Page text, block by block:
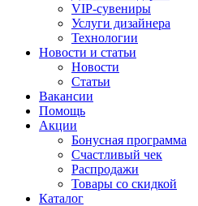
VIP-сувениры
Услуги дизайнера
Технологии
Новости и статьи
Новости
Статьи
Вакансии
Помощь
Акции
Бонусная программа
Счастливый чек
Распродажи
Товары со скидкой
Каталог